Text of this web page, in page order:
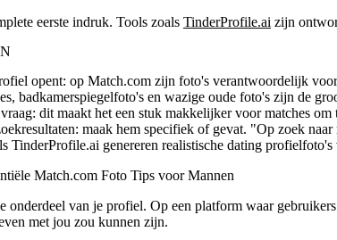
eerste indruk. Tools zoals TinderProfile.ai zijn
opent: op Match.com zijn foto's verantwoordelijk
badkamerspiegelfoto's en wazige oude foto's zijn de
dit maakt het een stuk makkelijker voor matches om
maak hem specifiek of gevat. "Op zoek
TinderProfile.ai genereren realistische dating
Match.com Foto Tips voor Mannen
onderdeel van je profiel. Op een platform waar
met jou zou kunnen zijn.